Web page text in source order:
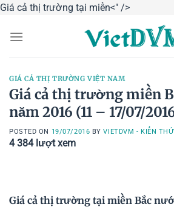
Giá cả thị trường tại miền<" />Skip
content
GIÁ CẢ THỊ TRƯỜNG VIỆT NAM
Giá cả thị trường miền
năm 2016 (11 – 17/07/
POSTED ON 19/07/2016 BYVIETDVM - KIẾN
4 384 lượt xem
Giá cả thị trường tại miền Bắc